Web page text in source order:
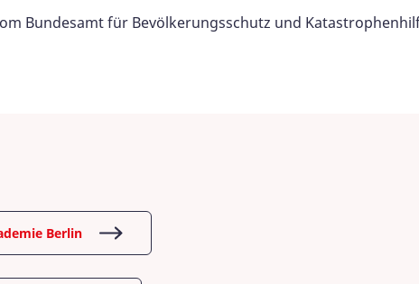
Bundesamt für Bevölkerungsschutz und
Berlin